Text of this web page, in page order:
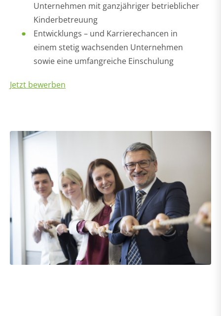
Unternehmen mit ganzjähriger betrieblicher
Kinderbetreuung
Entwicklungs – und Karrierechancen in
einem stetig wachsenden Unternehmen
sowie eine umfangreiche Einschulung
Jetzt bewerben